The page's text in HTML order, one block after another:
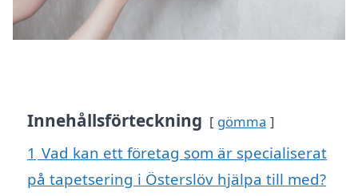
Innehållsförteckning gömma
1 Vad kan ett företag som är specialiserat
på tapetsering i Österslöv hjälpa till med?